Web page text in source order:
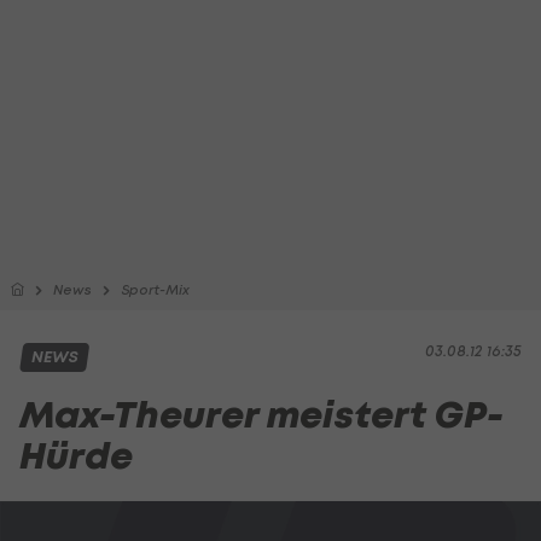
News Sport-Mix
03.08.12 16:35
NEWS
Max-Theurer meistert GP-
Hürde